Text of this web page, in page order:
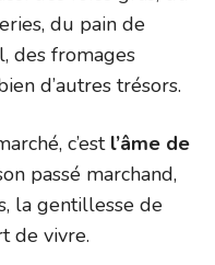
du pain de
des fromages
d’autres trésors.
c’est l’âme de
passé marchand,
la gentillesse de
de vivre.